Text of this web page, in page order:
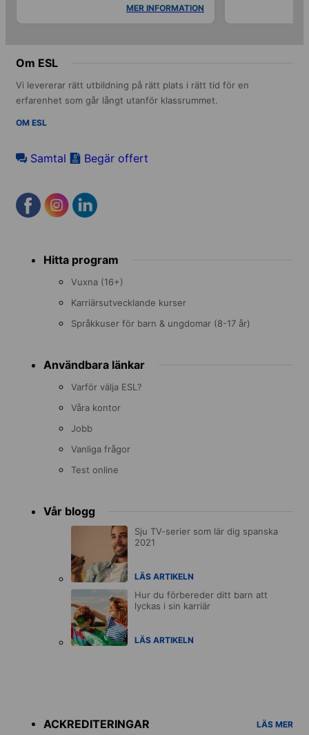
MER INFORMATION
Om ESL
Vi levererar rätt utbildning på rätt plats i rätt tid för en
erfarenhet som går långt utanför klassrummet.
OM ESL
Samtal Begär offert
menu Hitta program
Vuxna (16+)
Karriärsutvecklande kurser
Språkkuser för barn & ungdomar (8-17 år)
Användbara länkar
Varför välja ESL?
Våra kontor
Jobb
Vanliga frågor
Test online
Vår blogg
Sju TV-serier som lär dig spanska
2021
LÄS ARTIKELN
Hur du förbereder ditt barn att
lyckas i sin karriär
LÄS ARTIKELN
ACKREDITERINGAR
LÄS MER